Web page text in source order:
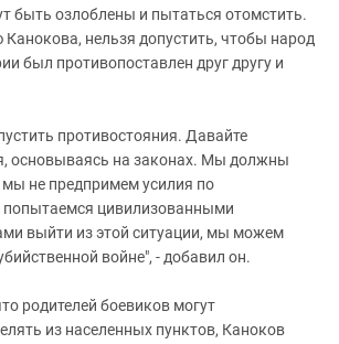
быть озлоблены и пытаться отомстить.
нельзя допустить, чтобы народ
был противопоставлен друг другу и
противостояния. Давайте
основываясь на законах. Мы должны
мы не предпримем усилия по
попытаемся цивилизованными
выйти из этой ситуации, мы можем
войне", - добавил он.
родителей боевиков могут
из населенных пунктов, Каноков